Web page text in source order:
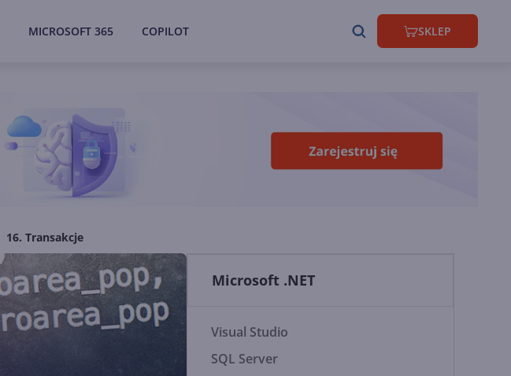
MICROSOFT 365 COPILOT SKLEP
16. Transakcje
Microsoft .NET
Visual Studio
SQL Server